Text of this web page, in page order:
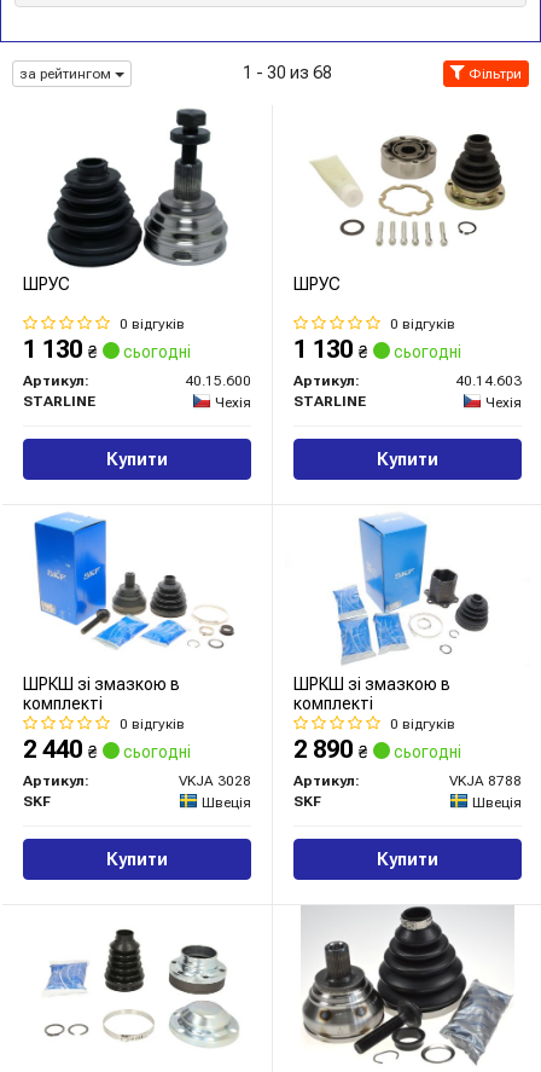
за рейтингом 1 - 30 из 68 Фільтри
ШРУС
0 відгуків
1 130 ₴ сьогодні
Артикул:
40.15.600
STARLINE
Чехія
Купити
ШРУС
0 відгуків
1 130 ₴ сьогодні
Артикул:
40.14.603
STARLINE
Чехія
Купити
ШРКШ зі змазкою в
комплекті
0 відгуків
2 440 ₴ сьогодні
Артикул:
VKJA 3028
SKF
Швеція
Купити
ШРКШ зі змазкою в
комплекті
0 відгуків
2 890 ₴ сьогодні
Артикул:
VKJA 8788
SKF
Швеція
Купити